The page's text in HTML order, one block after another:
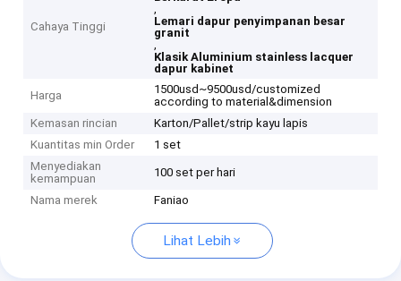
Cahaya Tinggi
,
Lemari dapur penyimpanan besar
granit
,
Klasik Aluminium stainless lacquer
dapur kabinet
Harga
1500usd~9500usd/customized
according to material&dimension
Kemasan rincian
Karton/Pallet/strip kayu lapis
Kuantitas min Order
1 set
Menyediakan
kemampuan
100 set per hari
Nama merek Faniao
Lihat Lebih